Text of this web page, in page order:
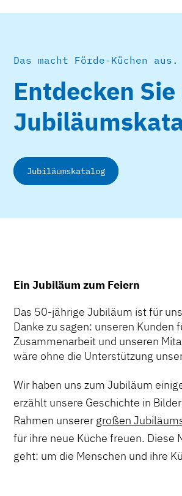
Das macht Förde-Küchen aus.
Entdecken
Jubiläumskatalog
Ein Jubiläum zum Feiern
Das 50-jährige Jubiläum ist für
Danke zu sagen: unseren Kunden
Zusammenarbeit und unseren
wäre ohne die Unterstützung
Wir haben uns zum Jubiläum
erzählt unsere Geschichte in
Rahmen unserergroßen
für ihre neue Küche freuen.
geht: um die Menschen und ihre